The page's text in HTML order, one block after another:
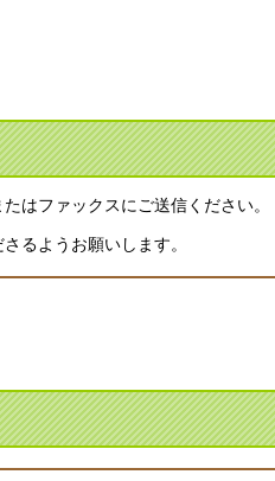
はファックスにご送信ください。
るようお願いします。